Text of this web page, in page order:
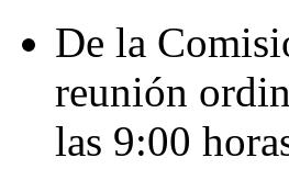
De la
reunión
las 9:00